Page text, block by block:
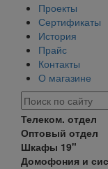
Проекты
Сертификаты
История
Прайс
Контакты
О магазине
Телеком. отдел
Оптовый отдел
Шкафы 19"
Домофония и